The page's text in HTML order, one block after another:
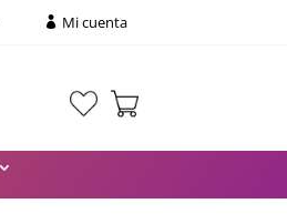
Mi cuenta